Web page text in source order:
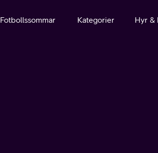
Fotbollssommar Kategorier Hyr &